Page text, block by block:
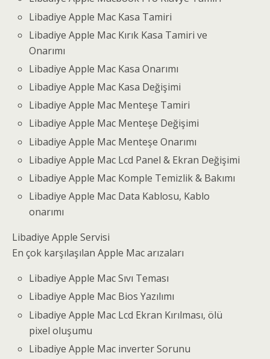
Libadiye Apple Mac Kasa Tamiri
Libadiye Apple Mac Kırık Kasa Tamiri ve
Onarımı
Libadiye Apple Mac Kasa Onarımı
Libadiye Apple Mac Kasa Değişimi
Libadiye Apple Mac Menteşe Tamiri
Libadiye Apple Mac Menteşe Değişimi
Libadiye Apple Mac Menteşe Onarımı
Libadiye Apple Mac Lcd Panel & Ekran Değişimi
Libadiye Apple Mac Komple Temizlik & Bakımı
Libadiye Apple Mac Data Kablosu, Kablo
onarımı
Libadiye Apple Servisi
En çok karşılaşılan Apple Mac arızaları
Libadiye Apple Mac Sıvı Teması
Libadiye Apple Mac Bios Yazılımı
Libadiye Apple Mac Lcd Ekran Kırılması, ölü
pixel oluşumu
Libadiye Apple Mac inverter Sorunu